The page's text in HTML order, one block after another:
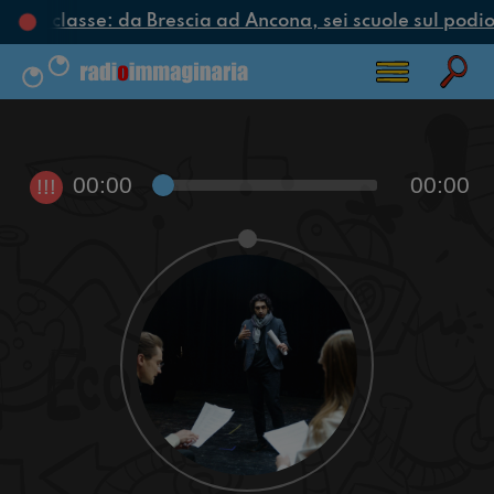
di classe: da Brescia ad Ancona, sei scuole sul
!!! 00:00 00:00